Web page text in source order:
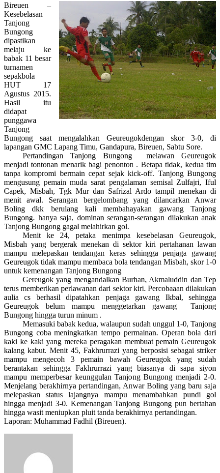
Bireuen –
Kesebelasan
Tanjong
Bungong
dipastikan
melaju ke
babak 11 besar
turnamen
sepakbola
HUT 17
Agustus 2015.
Hasil itu
didapat
punggawa
Tanjong
Bungong saat mengalahkan Geureugokdengan skor 3-0, di
lapangan GMC Lapang Timu, Gandapura, Bireuen, Sabtu Sore.
Pertandingan Tanjong Bungong
melawan Geureugok
menjadi tontonan menarik bagi penonton . Betapa tidak, kedua tim
tanpa kompromi bermain cepat sejak kick-off. Tanjong Bungong
mengusung pemain muda sarat pengalaman semisal Zulfajri, Iful
Capek, Misbah, Tgk Mur dan Safrizal Ardo tampil menekan di
menit awal. Serangan bergelombang yang dilancarkan Anwar
Boling dkk berulang kali membahayakan gawang Tanjong
Bungong. hanya saja, dominan serangan-serangan dilakukan anak
Tanjong Bungong gagal melahirkan gol.
Menit ke 24, petaka menimpa kesebelasan Geureugok,
Misbah yang bergerak menekan di sektor kiri pertahanan lawan
mampu melepaskan tendangan keras sehingga penjaga gawang
Geureugok tidak mampu membaca bola tendangan Misbah, skor 1-0
untuk kemenangan Tanjong Bungong
Gereugok yang mengandalkan Burhan, Akmaluddin dan Tep
terus memberikan perlawanan dari sektor kiri. Percobaaan dilakukan
aulia cs berhasil dipatahkan penjaga gawang Ikbal, sehingga
Geureugok belum mampu menggetarkan gawang
Tanjong
Bungong hingga turun minum .
Memasuki babak kedua, walaupun sudah unggul 1-0, Tanjong
Bungong coba meningkatkan tempo permainan. Operan bola dari
kaki ke kaki yang mereka peragakan membuat pemain Geureugok
kalang kabut. Menit 45, Fakhrurrazi yang berposisi sebagai striker
mampu mengecoh 3 pemain bawah Geureugok yang sudah
berantakan sehingga Fakhrurrazi yang biasanya di sapa siyon
mampu memperbesar keunggulan Tanjong Bungong menjadi 2-0.
Menjelang berakhirnya pertandingan, Anwar Boling yang baru saja
melepaskan status lajangnya mampu menambahkan pundi gol
hingga menjadi 3-0. Kemenangan Tanjong Bungong pun bertahan
hingga wasit meniupkan pluit tanda berakhirnya pertandingan.
Laporan: Muhammad Fadhil (Bireuen).